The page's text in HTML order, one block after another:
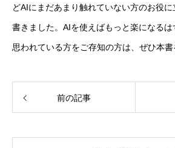
どAIにまだあまり触れていない方のお役
書きました。AIを使えばもっと楽になる
思われている方をご存知の方は、ぜひ本書
前の記事